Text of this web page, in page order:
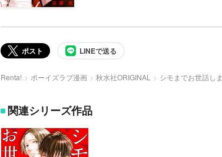
ポスト LINEで送る
Renta! ボーイズラブ漫画 秋水社ORIGINAL シモまでお世話し
関連シリーズ作品